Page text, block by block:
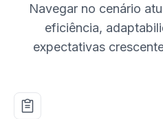
Navegar no cenário
eficiência,
expectativas